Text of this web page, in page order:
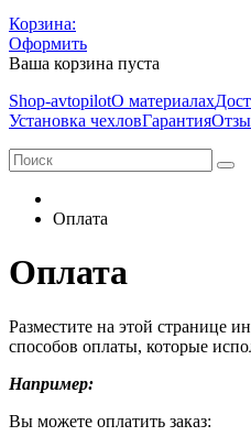
Корзина:
Оформить
Ваша корзина пуста
Shop-avtopilotО материалах
Установка чехловГарантия
Оплата
Оплата
Разместите на этой странице
способов оплаты, которые
Например:
Вы можете оплатить заказ: